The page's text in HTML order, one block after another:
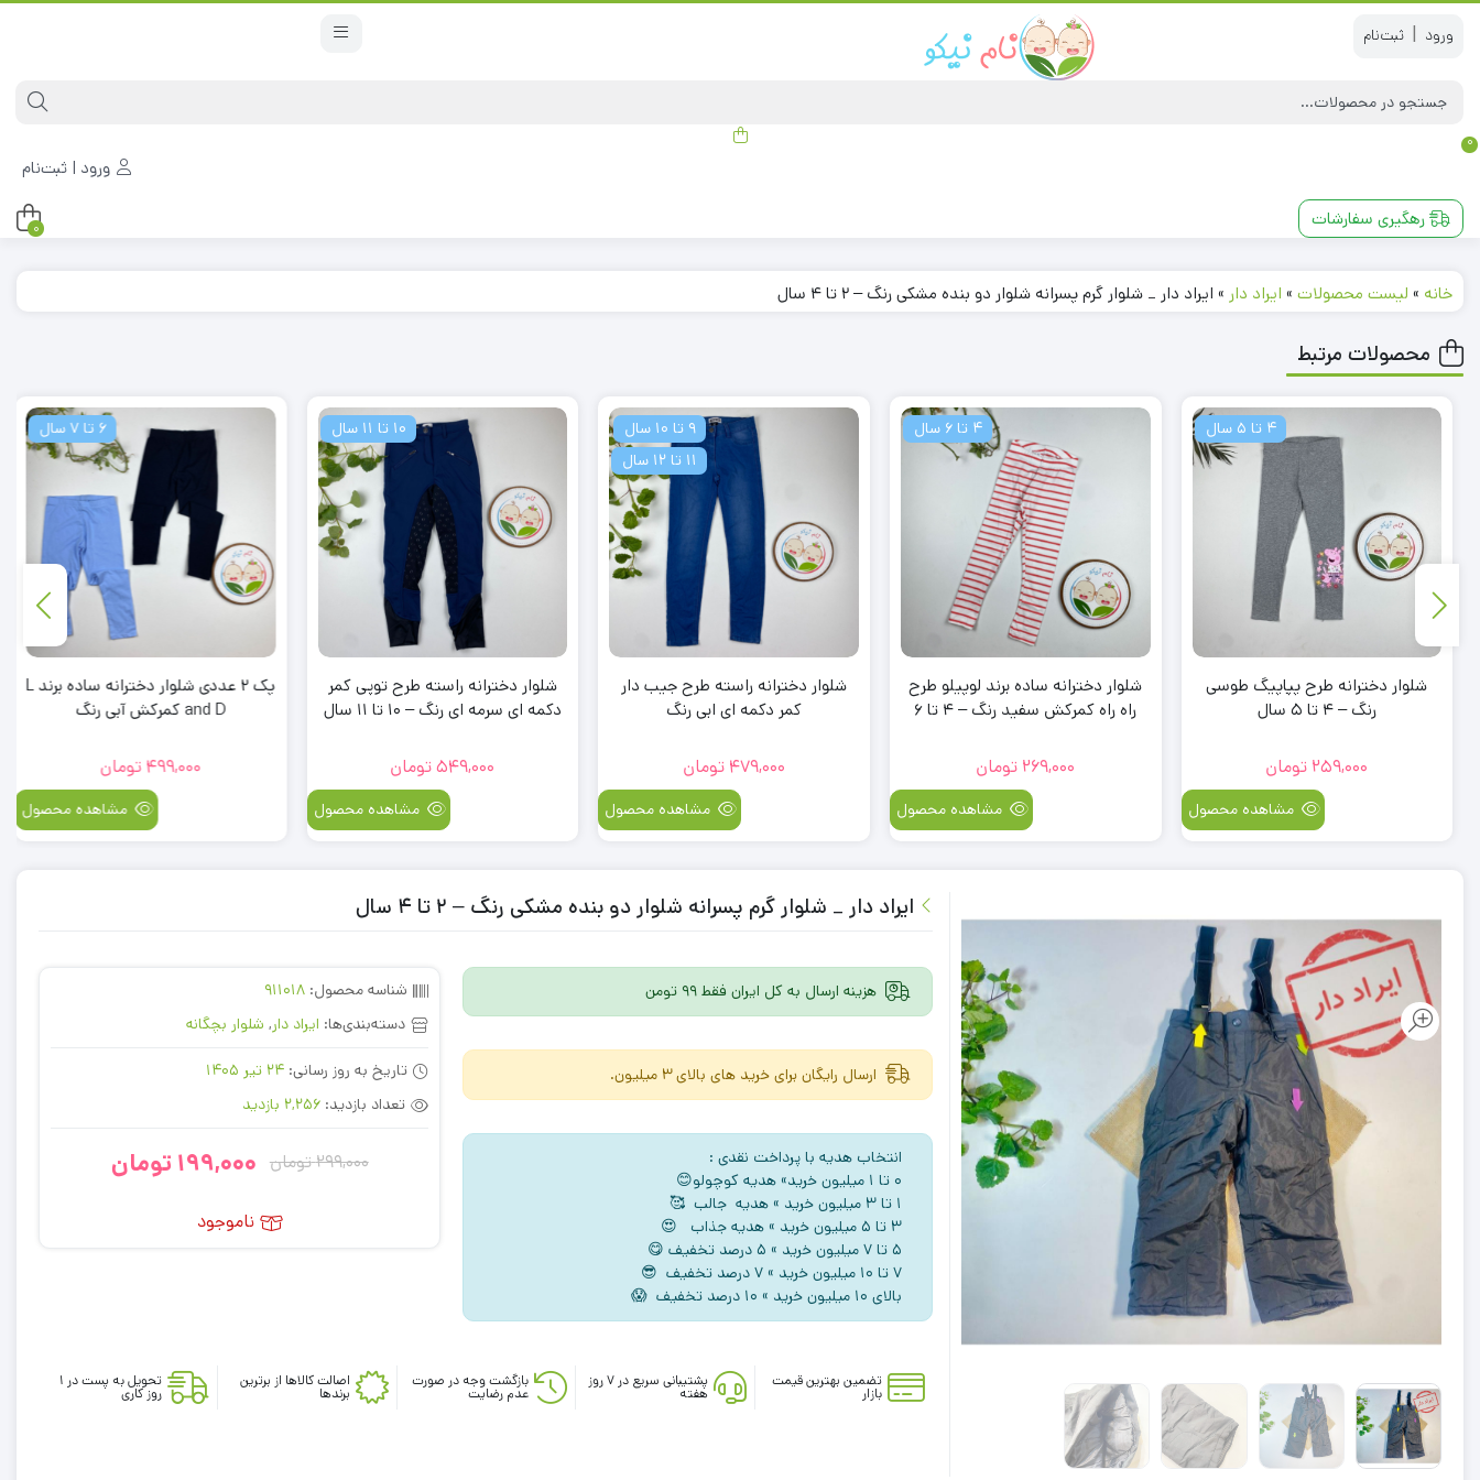
|
0
ورود | ثبت‌نام
رهگیری سفارشات 0
خانه » لیست محصولات » ایراد دار » ایراد دار _ شلوار گرم پسرانه شلوار دو بنده مشکی رنگ – 2 تا 4 سال
محصولات مرتبط
4 تا 5 سال
شلوار دخترانه طرح پپاپیگ طوسی
رنگ – 4 تا 5 سال
259,000تومان
مشاهده محصول
4 تا 6 سال
شلوار دخترانه ساده برند لوپیلو طرح
راه راه کمرکش سفید رنگ – 4 تا 6
269,000تومان
مشاهده محصول
9 تا 10 سال
11 تا 12 سال
شلوار دخترانه راسته طرح جیب دار
کمر دکمه ای ابی رنگ
479,000تومان
مشاهده محصول
10 تا 11 سال
شلوار دخترانه راسته طرح توپی کمر
دکمه ای سرمه ای رنگ – 10 تا 11 سال
549,000تومان
مشاهده محصول
6 تا 7 سال
پک 2 عددی شلوار دخترانه ساده برند L
and D کمرکش آبی رنگ
499,000تومان
مشاهده محصول
ایراد دار _ شلوار گرم پسرانه شلوار دو بنده مشکی رنگ – 2 تا 4 سال
هزینه ارسال به کل ایران فقط 99 تومن
ارسال رایگان برای خرید های بالای 3 میلیون.
انتخاب هدیه با پرداخت نقدی :
۰ تا ۱ میلیون خرید» هدیه کوچولو😊
۱ تا ۳ میلیون خرید » هدیه جالب 🥰
۳ تا ۵ میلیون خرید » هدیه جذاب 😍
5 تا ۷ میلیون خرید » ۵ درصد تخفیف 😋
۷ تا ۱۰ میلیون خرید » ۷ درصد تخفیف 😎
بالای ۱۰ میلیون خرید » ۱۰ درصد تخفیف 😱
شناسه محصول: 911018
دسته‌بندی‌ها: ایراد دار, شلوار بچگانه
تاریخ به روز رسانی: 24 تیر 1405
تعداد بازدید: 2,256 بازدید
299,000تومان
قیمت
اصلی:
199,000 تومان
قیمت
فعلی:
ناموجود
تضمین بهترین قیمت
بازار
پشتیبانی سریع در ۷ روز
هفته
بازگشت وجه در صورت
عدم رضایت
اصالت کالاها از برترین
برندها
تحویل به پست در 1
روز کاری